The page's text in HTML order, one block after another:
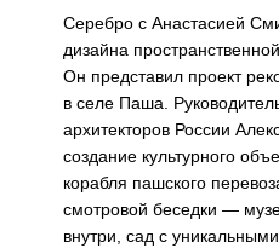
Серебро с Анастасией
дизайна
Он представил проект
в селе Паша.
архитекторов России
создание культурного
корабля пашского
смотровой беседки —
внутри, сад с